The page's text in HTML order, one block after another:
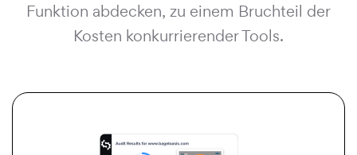
Funktion abdecken, zu einem Bruchteil der
Kosten konkurrierender Tools.